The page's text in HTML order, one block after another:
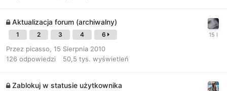
Aktualizacja forum (archiwalny)
1 2 3 4 6
Przez picasso 15 Sierpnia 2010
126 odpowiedzi 50,5 tys. wyświetleń
Zablokuj w statusie użytkownika